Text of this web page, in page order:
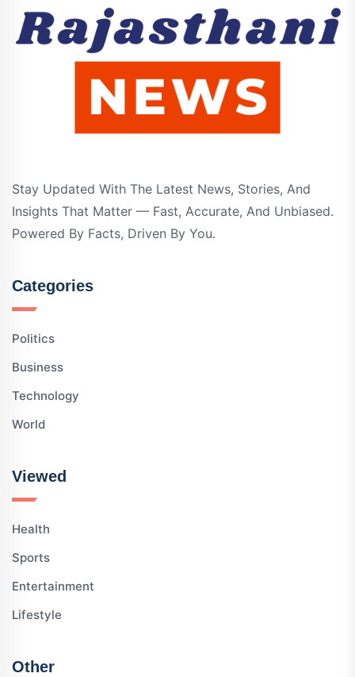
Stay Updated With The Latest News, Stories, And
Insights That Matter — Fast, Accurate, And Unbiased.
Powered By Facts, Driven By You.
Categories
Politics
Business
Technology
World
Viewed
Health
Sports
Entertainment
Lifestyle
Other